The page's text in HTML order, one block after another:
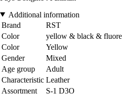
Additional information
Brand
RST
Color
yellow & black &
Color
Yellow
Gender
Mixed
Age group
Adult
Characteristic Leather
Assortment
S-1 D3O